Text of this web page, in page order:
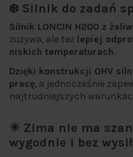
❄️ Silnik do zadań
Silnik LONCIN H200 z
zużywa, ale też lepiej
niskich temperaturach.
Dzięki konstrukcji OHV
pracę, a jednocześnie
najtrudniejszych
✴️ Zima nie ma
wygodnie i bez